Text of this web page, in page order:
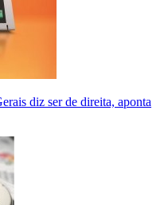
diz ser de direita, aponta